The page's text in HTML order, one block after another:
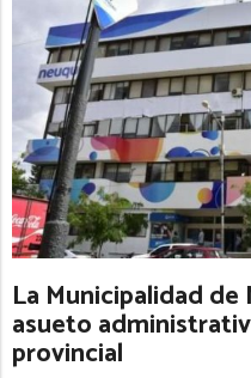
La Municipalidad
asueto
provincial